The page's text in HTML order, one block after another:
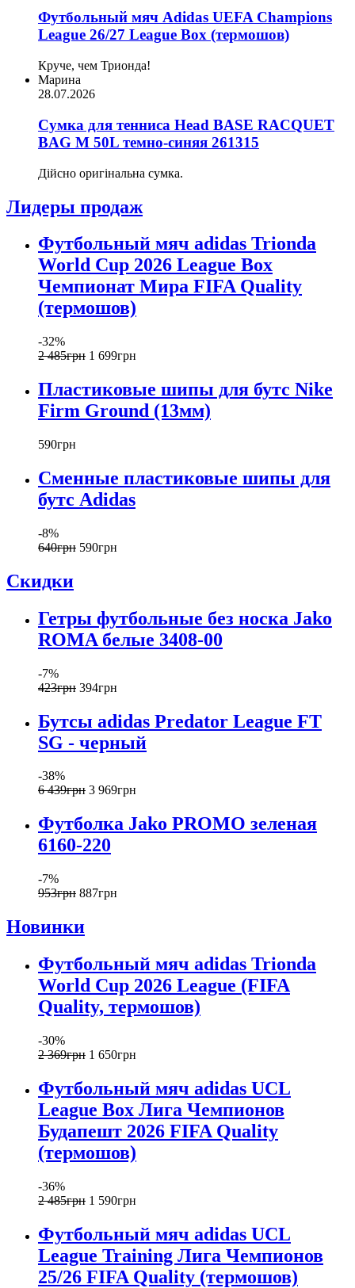
Футбольный мяч Adidas UEFA Champions
League 26/27 League Box (термошов)
Круче, чем Трионда!
Марина
28.07.2026
Сумка для тенниса Head BASE RACQUET
BAG M 50L темно-синяя 261315
Дійсно оригінальна сумка.
Лидеры продаж
Футбольный мяч adidas Trionda
World Cup 2026 League Box
Чемпионат Мира FIFA Quality
(термошов)
-32%
2 485грн 1 699грн
Пластиковые шипы для бутс Nike
Firm Ground (13мм)
590грн
Сменные пластиковые шипы для
бутс Adidas
-8%
640грн 590грн
Скидки
Гетры футбольные без носка Jako
ROMA белые 3408-00
-7%
423грн 394грн
Бутсы adidas Predator League FT
SG - черный
-38%
6 439грн 3 969грн
Футболка Jako PROMO зеленая
6160-220
-7%
953грн 887грн
Новинки
Футбольный мяч adidas Trionda
World Cup 2026 League (FIFA
Quality, термошов)
-30%
2 369грн 1 650грн
Футбольный мяч adidas UCL
League Box Лига Чемпионов
Будапешт 2026 FIFA Quality
(термошов)
-36%
2 485грн 1 590грн
Футбольный мяч adidas UCL
League Training Лига Чемпионов
25/26 FIFA Quality (термошов)